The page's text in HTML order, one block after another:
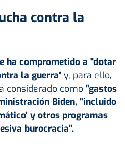
contra la
ha comprometido a "dotar
la guerra" y, para ello,
considerado como "gastos
Biden, "incluido
y otros programas
burocracia".